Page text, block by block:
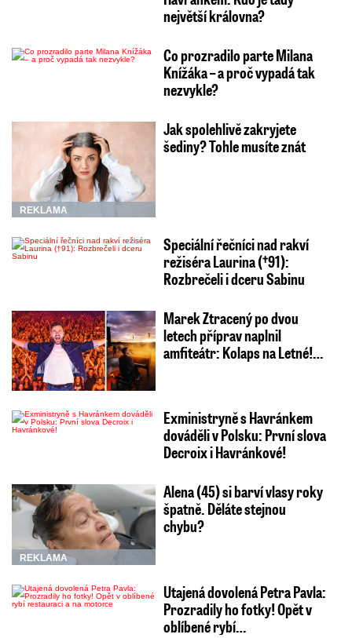
největší královna?
Co prozradilo parte Milana
Knížáka – a proč vypadá tak
nezvykle?
REKLAMA
Jak spolehlivě zakryjete
šediny? Tohle musíte znát
Speciální řečníci nad rakví
režiséra Laurina (†91):
Rozbrečeli i dceru Sabinu
Marek Ztracený po dvou
letech příprav naplnil
amfiteátr: Kolaps na Letné!…
Exministryně s Havránkem
dováděli v Polsku: První slova
Decroix i Havránkové!
REKLAMA
Alena (45) si barví vlasy roky
špatně. Děláte stejnou
chybu?
Utajená dovolená Petra Pavla:
Prozradily ho fotky! Opět v
oblíbené rybí…